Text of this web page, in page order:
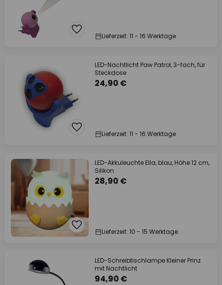
Lieferzeit: 11 - 16 Werktage
LED-Nachtlicht Paw Patrol, 3-fach, für
Steckdose
24,90 €
Lieferzeit: 11 - 16 Werktage
LED-Akkuleuchte Ella, blau, Höhe 12 cm,
Silikon
28,90 €
Lieferzeit: 10 - 15 Werktage
LED-Schreibtischlampe Kleiner Prinz
mit Nachtlicht
94,90 €